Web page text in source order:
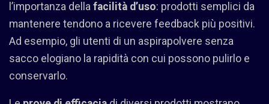
l’importanza della facilità d’uso: prodotti semplici da
mantenere tendono a ricevere feedback più positivi.
Ad esempio, gli utenti di un aspirapolvere senza
sacco elogiano la rapidità con cui possono pulirlo e
conservarlo.